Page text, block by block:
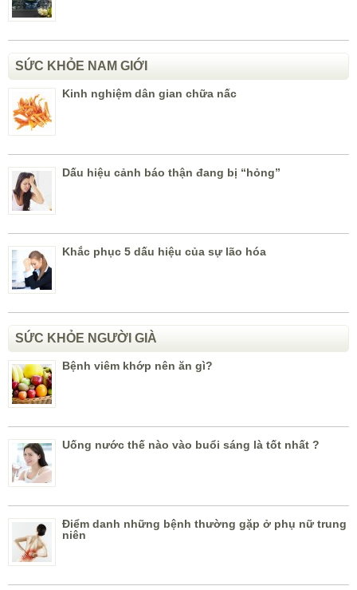
SỨC KHỎE NAM GIỚI
Kinh nghiệm dân gian chữa nấc
Dấu hiệu cảnh báo thận đang bị “hỏng”
Khắc phục 5 dấu hiệu của sự lão hóa
SỨC KHỎE NGƯỜI GIÀ
Bệnh viêm khớp nên ăn gì?
Uống nước thế nào vào buổi sáng là tốt nhất ?
Điểm danh những bệnh thường gặp ở phụ nữ trung
niên